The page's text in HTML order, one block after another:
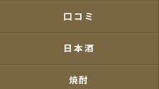
口コミ
日本酒
焼酎